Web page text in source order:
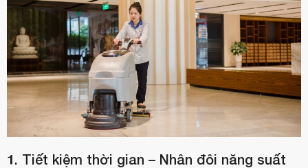
1. Tiết kiệm thời gian – Nhân đôi năng suất